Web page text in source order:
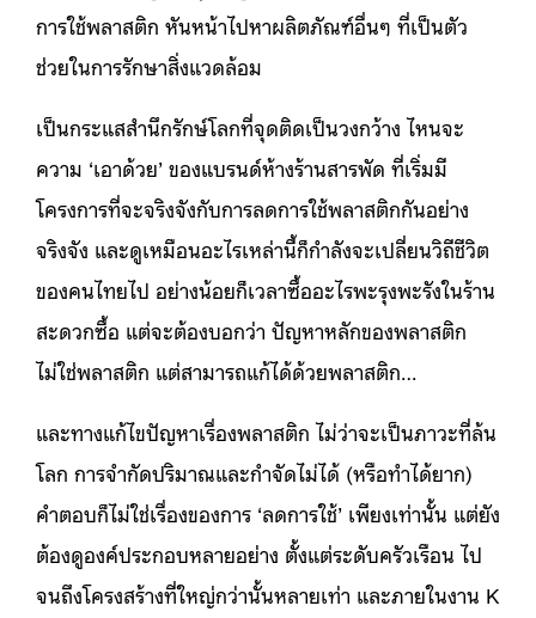
การใช้พลาสติก หันหน้าไปหาผลิตภัณฑ์อื่นๆ ที่เป็นตัว
ช่วยในการรักษาสิ่งแวดล้อม
เป็นกระแสสำนึกรักษ์โลกที่จุดติดเป็นวงกว้าง ไหนจะ
ความ ‘เอาด้วย’ ของแบรนด์ห้างร้านสารพัด ที่เริ่มมี
โครงการที่จะจริงจังกับการลดการใช้พลาสติกกันอย่าง
จริงจัง และดูเหมือนอะไรเหล่านี้ก็กำลังจะเปลี่ยนวิถีชีวิต
ของคนไทยไป อย่างน้อยก็เวลาซื้ออะไรพะรุงพะรังในร้าน
สะดวกซื้อ แต่จะต้องบอกว่า ปัญหาหลักของพลาสติก
ไม่ใช่พลาสติก แต่สามารถแก้ได้ด้วยพลาสติก…
และทางแก้ไขปัญหาเรื่องพลาสติก ไม่ว่าจะเป็นภาวะที่ล้น
โลก การจำกัดปริมาณและกำจัดไม่ได้ (หรือทำได้ยาก)
คำตอบก็ไม่ใช่เรื่องของการ ‘ลดการใช้’ เพียงเท่านั้น แต่ยัง
ต้องดูองค์ประกอบหลายอย่าง ตั้งแต่ระดับครัวเรือน ไป
จนถึงโครงสร้างที่ใหญ่กว่านั้นหลายเท่า และภายในงาน K